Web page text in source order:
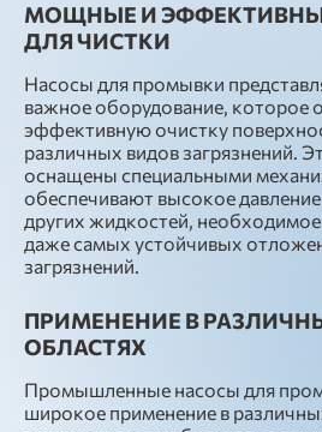
МОЩНЫЕ И
ДЛЯ ЧИСТКИ
Насосы для промывки
важное оборудование, которое
эффективную очистку
различных видов загрязнений.
оснащены специальными
обеспечивают высокое
других жидкостей, необходимое
даже самых устойчивых
загрязнений.
ПРИМЕНЕНИЕ В
ОБЛАСТЯХ
Промышленные насосы для
широкое применение в